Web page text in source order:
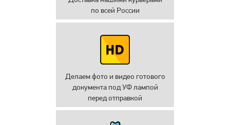
по всей России
Делаем фото и видео готового
документа под УФ лампой
перед отправкой